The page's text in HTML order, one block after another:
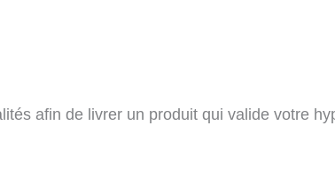
afin de livrer un produit qui valide votre